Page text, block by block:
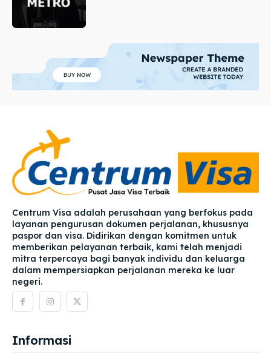
Centrum Visa adalah perusahaan yang berfokus pada
layanan pengurusan dokumen perjalanan, khususnya
paspor dan visa. Didirikan dengan komitmen untuk
memberikan pelayanan terbaik, kami telah menjadi
mitra terpercaya bagi banyak individu dan keluarga
dalam mempersiapkan perjalanan mereka ke luar
negeri.
Informasi